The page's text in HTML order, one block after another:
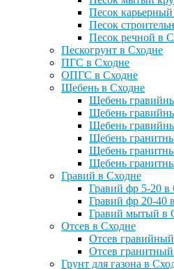
Песок
Песок
Песок речной в
Пескогрунт в Сходне
ПГС в Сходне
ОПГС в Сходне
Щебень в Сходне
Щебень
Щебень
Щебень
Щебень
Щебень
Щебень
Гравий в Сходне
Гравий фр 5-20 в
Гравий фр 20-40
Гравий мытый в
Отсев в Сходне
Отсев
Отсев
Грунт для газона в